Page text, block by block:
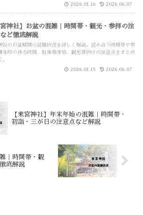
2026.01.16 2026.06.07
宮神社】お盆の混雑｜時間帯・観光・参拝の注
ど徹底解説
社のお盆期間の混雑状況を詳しく解説。混み合う時間帯や参
朱印の待ち時間、駐車場事情、観光客向けの注意点をまとめ
。
2026.01.15 2026.06.07
【来宮神社】年末年始の混雑｜時間帯・
初詣・三が日の注意点など解説
｜時間帯・観
底解説